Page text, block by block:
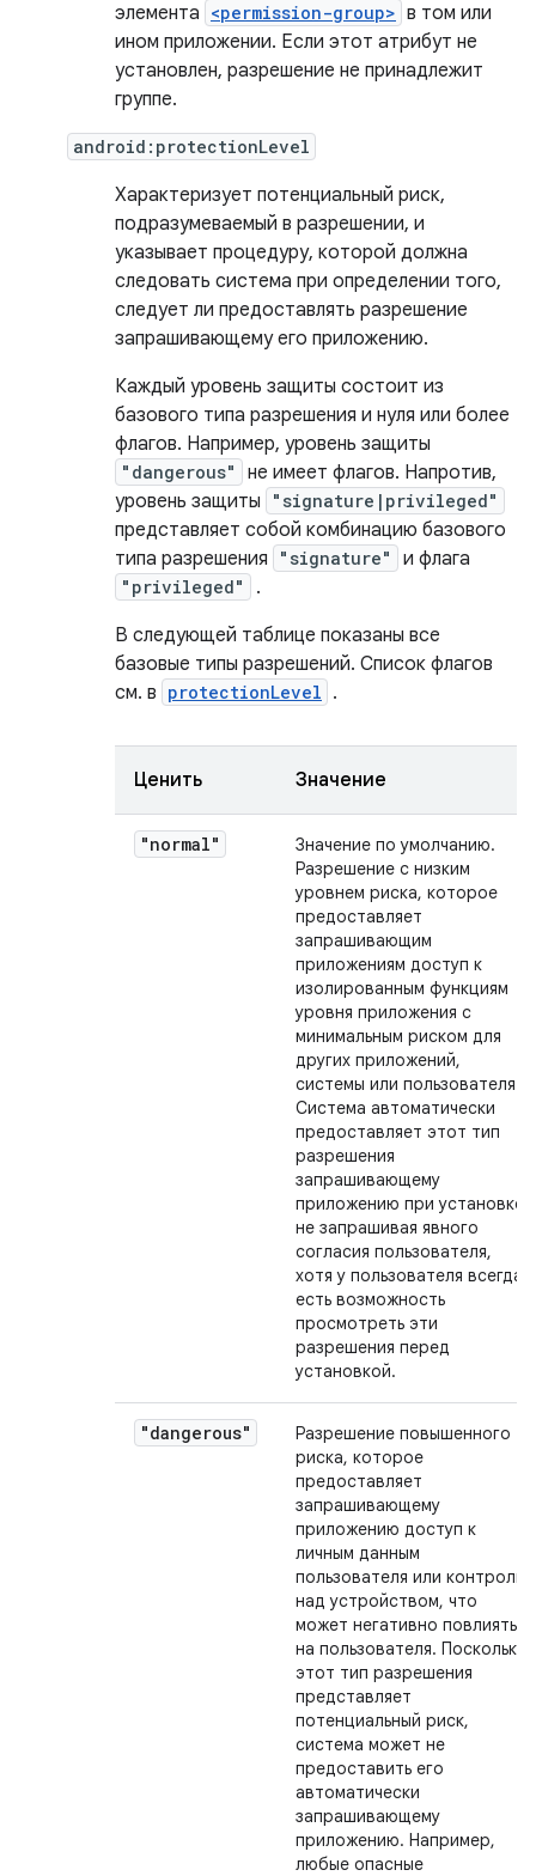
элемента <permission-group> в том или
ином приложении. Если этот атрибут не
установлен, разрешение не принадлежит
группе.
android:protectionLevel
Характеризует потенциальный риск,
подразумеваемый в разрешении, и
указывает процедуру, которой должна
следовать система при определении того,
следует ли предоставлять разрешение
запрашивающему его приложению.
Каждый уровень защиты состоит из
базового типа разрешения и нуля или более
флагов. Например, уровень защиты
"dangerous"
не имеет флагов. Напротив,
уровень защиты
"signature|privileged"
представляет собой комбинацию базового
типа разрешения
"signature" и флага
"privileged"
.
В следующей таблице показаны все
базовые типы разрешений. Список флагов
см. в protectionLevel .
Ценить Значение
"normal"
Значение по умолчанию.
Разрешение с низким
уровнем риска, которое
предоставляет
запрашивающим
приложениям доступ к
изолированным функциям
уровня приложения с
минимальным риском для
других приложений,
системы или пользователя.
Система автоматически
предоставляет этот тип
разрешения
запрашивающему
приложению при установке,
не запрашивая явного
согласия пользователя,
хотя у пользователя всегда
есть возможность
просмотреть эти
разрешения перед
установкой.
"dangerous"
Разрешение повышенного
риска, которое
предоставляет
запрашивающему
приложению доступ к
личным данным
пользователя или контроль
над устройством, что
может негативно повлиять
на пользователя. Поскольку
этот тип разрешения
представляет
потенциальный риск,
система может не
предоставить его
автоматически
запрашивающему
приложению. Например,
любые опасные